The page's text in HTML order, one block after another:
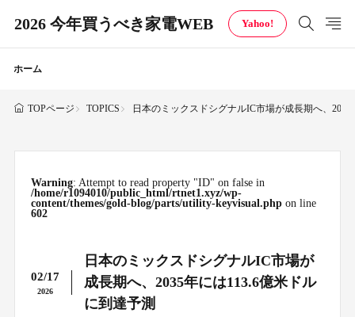
2026 今年買うべき家電WEB Yahoo!
ホーム
TOPページ TOPICS 日本のミックスドシグナルIC市場が成長期へ、
Warning: Attempt to read property "ID" on false in
/home/r1094010/public_html/rtnet1.xyz/wp-
content/themes/gold-blog/parts/utility-keyvisual.phpon line
602
02/17
2026
日本のミックスドシグナルIC市場が
成長期へ、2035年には113.6億米ドル
に到達予測